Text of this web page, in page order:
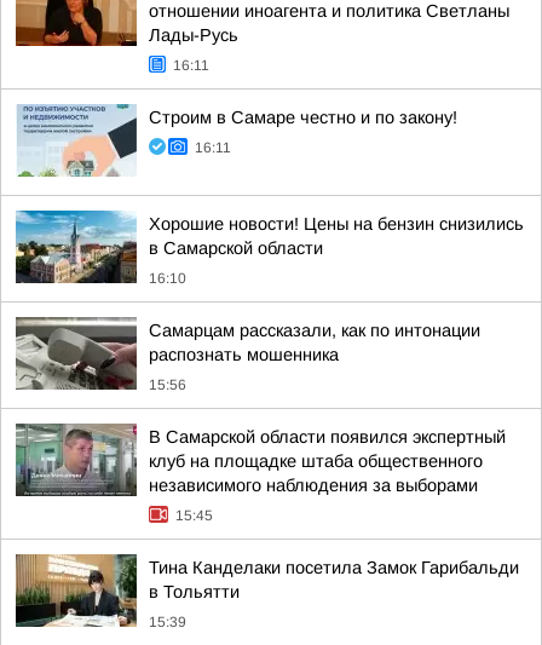
отношении иноагента и политика Светланы
Лады-Русь
16:11
Строим в Самаре честно и по закону!
16:11
Хорошие новости! Цены на бензин снизились
в Самарской области
16:10
Самарцам рассказали, как по интонации
распознать мошенника
15:56
В Самарской области появился экспертный
клуб на площадке штаба общественного
независимого наблюдения за выборами
15:45
Тина Канделаки посетила Замок Гарибальди
в Тольятти
15:39